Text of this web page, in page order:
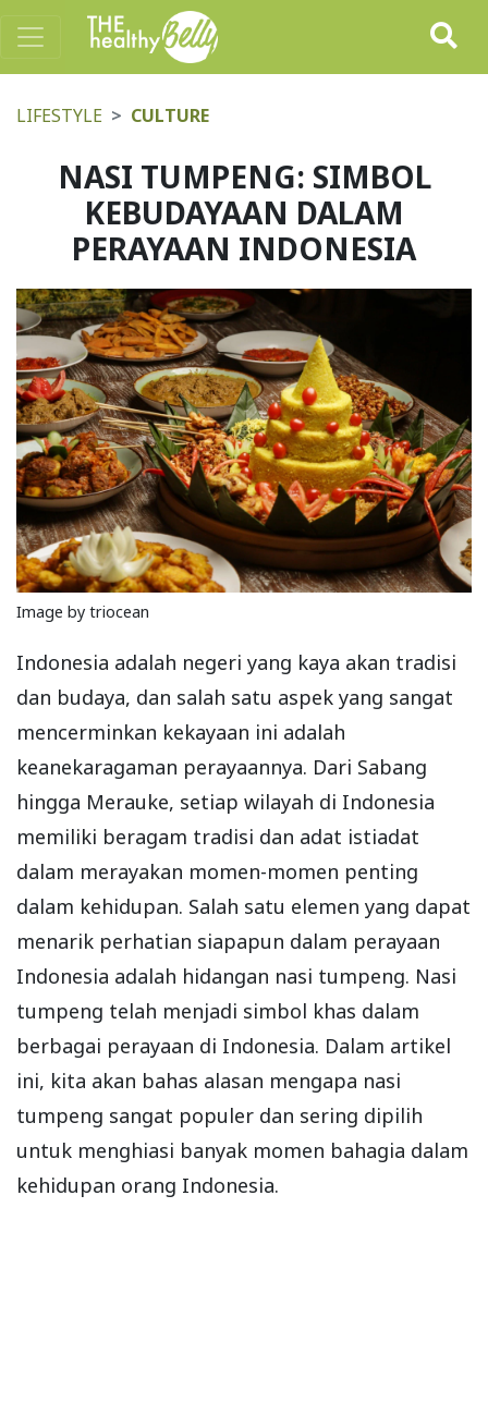
LIFESTYLE CULTURE
NASI TUMPENG: SIMBOL
KEBUDAYAAN DALAM
PERAYAAN INDONESIA
Image by triocean
Indonesia adalah negeri yang kaya akan tradisi
dan budaya, dan salah satu aspek yang sangat
mencerminkan kekayaan ini adalah
keanekaragaman perayaannya. Dari Sabang
hingga Merauke, setiap wilayah di Indonesia
memiliki beragam tradisi dan adat istiadat
dalam merayakan momen-momen penting
dalam kehidupan. Salah satu elemen yang dapat
menarik perhatian siapapun dalam perayaan
Indonesia adalah hidangan nasi tumpeng. Nasi
tumpeng telah menjadi simbol khas dalam
berbagai perayaan di Indonesia. Dalam artikel
ini, kita akan bahas alasan mengapa nasi
tumpeng sangat populer dan sering dipilih
untuk menghiasi banyak momen bahagia dalam
kehidupan orang Indonesia.